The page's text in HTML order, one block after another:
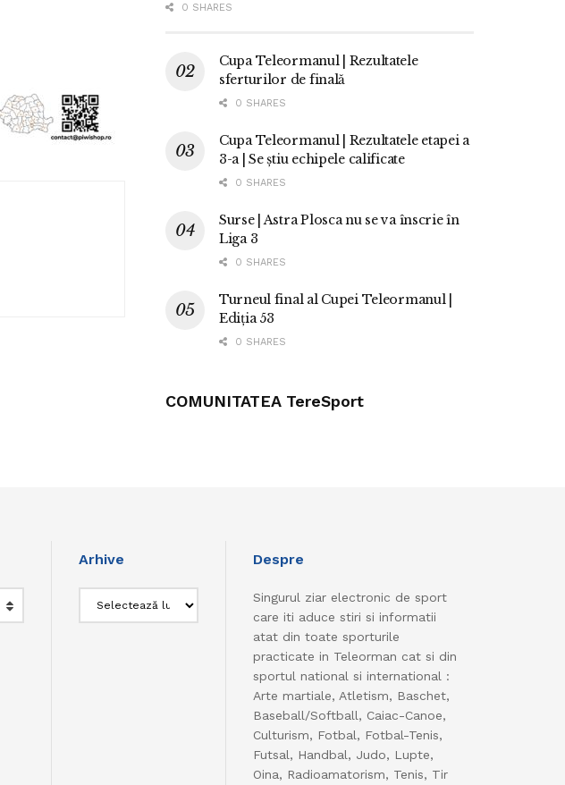
0 SHARES
Cupa Teleormanul | Rezultatele
sferturilor de finală
0 SHARES
Cupa Teleormanul | Rezultatele etapei a
3-a | Se știu echipele calificate
0 SHARES
Surse | Astra Plosca nu se va înscrie în
Liga 3
0 SHARES
Turneul final al Cupei Teleormanul |
Ediția 53
0 SHARES
COMUNITATEA TereSport
Arhive Despre
Singurul ziar electronic de sport
care iti aduce stiri si informatii
atat din toate sporturile
practicate in Teleorman cat si din
sportul national si international :
Arte martiale, Atletism, Baschet,
Baseball/Softball, Caiac-Canoe,
Culturism, Fotbal, Fotbal-Tenis,
Futsal, Handbal, Judo, Lupte,
Oina, Radioamatorism, Tenis, Tir